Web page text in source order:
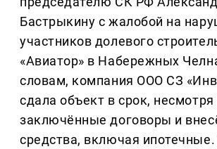
Бастрыкину с жалобой на
участников долевого
«Авиатор» в Набережных
словам, компания ООО СЗ
сдала объект в срок, несмотря
заключённые договоры и
средства, включая ипотечные.